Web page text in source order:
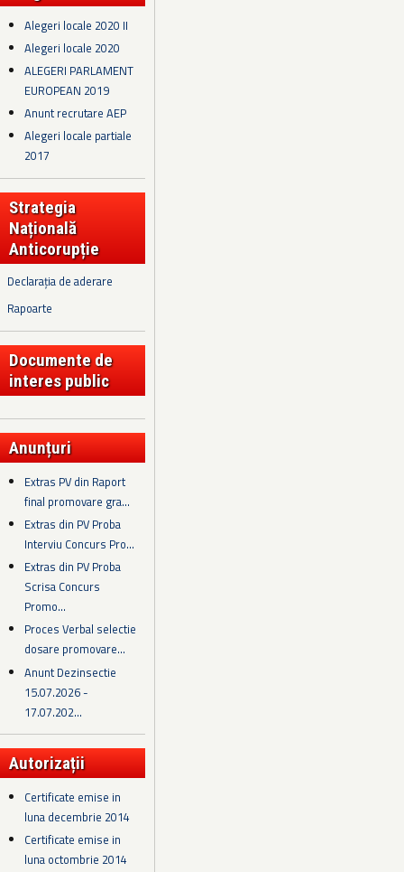
Alegeri locale 2020 II
Alegeri locale 2020
ALEGERI PARLAMENT
EUROPEAN 2019
Anunt recrutare AEP
Alegeri locale partiale
2017
Strategia
Națională
Anticorupție
Declarația de aderare
Rapoarte
Documente de
interes public
Anunțuri
Extras PV din Raport
final promovare gra...
Extras din PV Proba
Interviu Concurs Pro...
Extras din PV Proba
Scrisa Concurs
Promo...
Proces Verbal selectie
dosare promovare...
Anunt Dezinsectie
15.07.2026 -
17.07.202...
Autorizații
Certificate emise in
luna decembrie 2014
Certificate emise in
luna octombrie 2014